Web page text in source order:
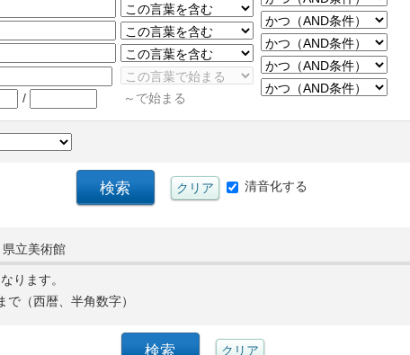
/ ～で始まる
清音化する
県立美術館
ります。
で（西暦、半角数字）